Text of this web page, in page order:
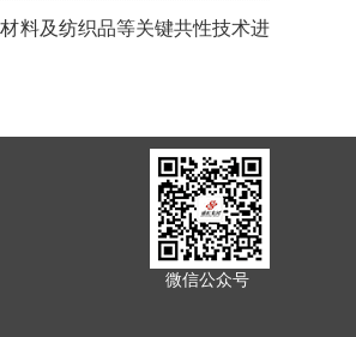
料及纺织品等关键共性技术进
微信公众号